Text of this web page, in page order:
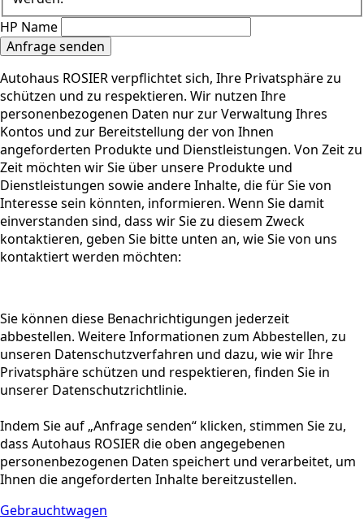
HP Name
Anfrage senden
Autohaus ROSIER verpflichtet sich, Ihre Privatsphäre zu
schützen und zu respektieren. Wir nutzen Ihre
personenbezogenen Daten nur zur Verwaltung Ihres
Kontos und zur Bereitstellung der von Ihnen
angeforderten Produkte und Dienstleistungen. Von Zeit zu
Zeit möchten wir Sie über unsere Produkte und
Dienstleistungen sowie andere Inhalte, die für Sie von
Interesse sein könnten, informieren. Wenn Sie damit
einverstanden sind, dass wir Sie zu diesem Zweck
kontaktieren, geben Sie bitte unten an, wie Sie von uns
kontaktiert werden möchten:
Sie können diese Benachrichtigungen jederzeit
abbestellen. Weitere Informationen zum Abbestellen, zu
unseren Datenschutzverfahren und dazu, wie wir Ihre
Privatsphäre schützen und respektieren, finden Sie in
unserer Datenschutzrichtlinie.
Indem Sie auf „Anfrage senden“ klicken, stimmen Sie zu,
dass Autohaus ROSIER die oben angegebenen
personenbezogenen Daten speichert und verarbeitet, um
Ihnen die angeforderten Inhalte bereitzustellen.
Gebrauchtwagen